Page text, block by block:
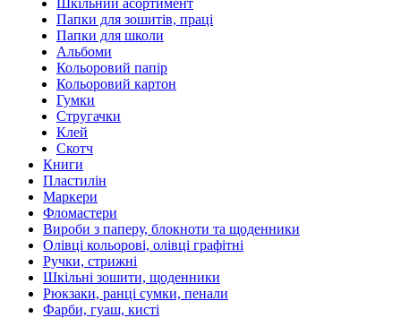
Шкільний асортимент
Папки для зошитів, праці
Папки для школи
Альбоми
Кольоровий папір
Кольоровий картон
Гумки
Стругачки
Клей
Скотч
Книги
Пластилін
Маркери
Фломастери
Вироби з паперу, блокноти та щоденники
Олівці кольорові, олівці графітні
Ручки, стрижні
Шкільні зошити, щоденники
Рюкзаки, ранці сумки, пенали
Фарби, гуаш, кисті